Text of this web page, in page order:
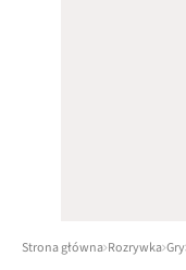
Strona główna Rozrywka Gry